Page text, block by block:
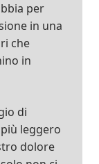
per
in una
che
in
di
leggero
dolore